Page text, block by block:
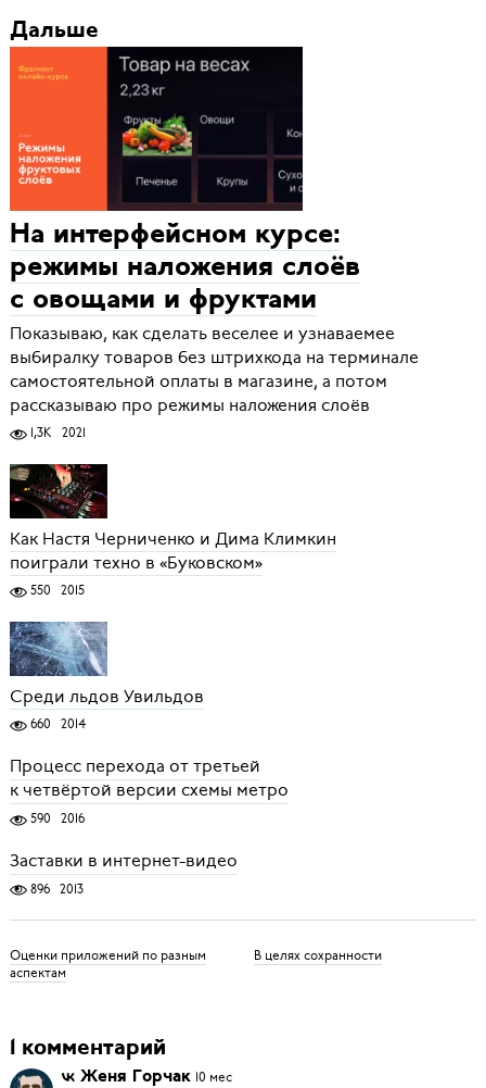
Дальше
На интерфейсном курсе:
режимы наложения слоёв
с овощами и фруктами
Показываю, как сделать веселее и узнаваемее
выбиралку товаров без штрихкода на терминале
самостоятельной оплаты в магазине, а потом
рассказываю про режимы наложения слоёв
1,3K 2021
Как Настя Черниченко и Дима Климкин
поиграли техно в «Буковском»
550 2015
Среди льдов Увильдов
660 2014
Процесс перехода от третьей
к четвёртой версии схемы метро
590 2016
Заставки в интернет-видео
896 2013
Оценки приложений по разным
аспектам
В целях сохранности
1 комментарий
Женя Горчак 10 мес